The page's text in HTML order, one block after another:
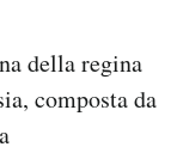
della regina
composta da